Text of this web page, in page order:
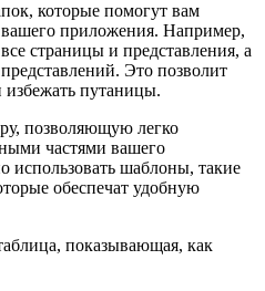
которые помогут вам
приложения. Например,
страницы и представления, а
Это позволит
избежать путаницы.
позволяющую легко
частями вашего
использовать шаблоны, такие
обеспечат удобную
показывающая, как